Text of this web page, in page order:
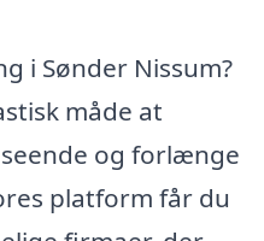
i Sønder Nissum?
måde at
og forlænge
platform får du